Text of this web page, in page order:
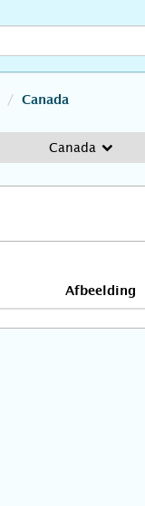
Canada
Canada
Afbeelding